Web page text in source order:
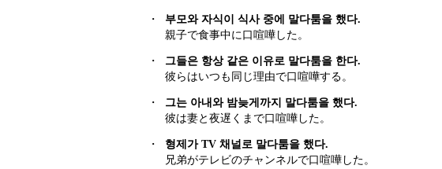
・
부모와 자식이 식사 중에 말다툼을 했다.
親子で食事中に口喧嘩した。
・
그들은 항상 같은 이유로 말다툼을 한다.
彼らはいつも同じ理由で口喧嘩する。
・
그는 아내와 밤늦게까지 말다툼을 했다.
彼は妻と夜遅くまで口喧嘩した。
・
형제가 TV 채널로 말다툼을 했다.
兄弟がテレビのチャンネルで口喧嘩した。